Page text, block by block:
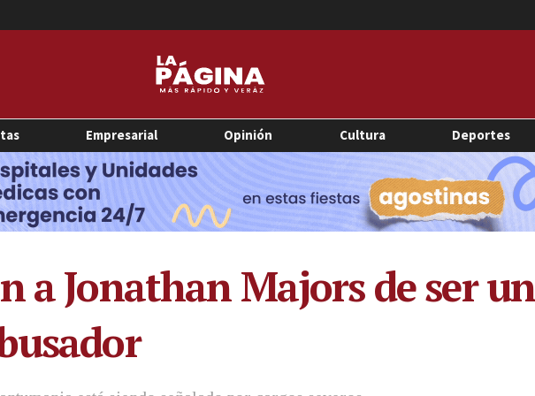
Empresarial Opinión Cultura Deportes
a Jonathan Majors de ser un